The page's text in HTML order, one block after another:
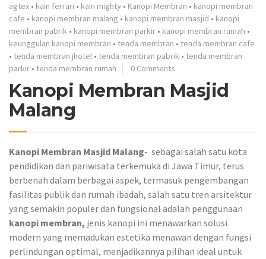
agtex • kain ferrari • kain mighty • Kanopi Membran • kanopi membran
cafe • kanopi membran malang • kanopi membran masjid • kanopi
membran pabrik • kanopi membran parkir • kanopi membran rumah •
keunggulan kanopi membran • tenda membran • tenda membran cafe
• tenda membran jhotel • tenda membran pabrik • tenda membran
parkir • tenda membran rumah 0 Comments
Kanopi Membran Masjid
Malang
Kanopi Membran Masjid Malang- sebagai salah satu kota
pendidikan dan pariwisata terkemuka di Jawa Timur, terus
berbenah dalam berbagai aspek, termasuk pengembangan
fasilitas publik dan rumah ibadah, salah satu tren arsitektur
yang semakin populer dan fungsional adalah penggunaan
kanopi membran, jenis kanopi ini menawarkan solusi
modern yang memadukan estetika menawan dengan fungsi
perlindungan optimal, menjadikannya pilihan ideal untuk